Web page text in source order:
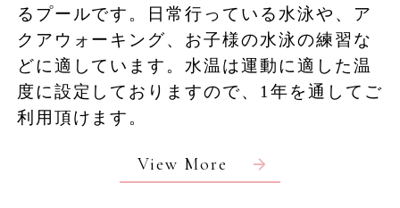
Gooleの評価と口コミの概要として掲示されてい
ます
るプールです。日常行っている水泳や、ア
クアウォーキング、お子様の水泳の練習な
どに適しています。水温は運動に適した温
度に設定しておりますので、1年を通してご
利用頂けます。
View More